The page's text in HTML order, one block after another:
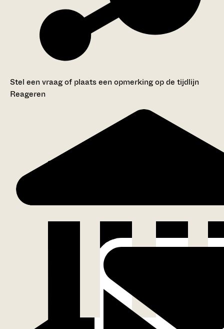
Stel een vraag of plaats een opmerking op de tijdlijn
Reageren